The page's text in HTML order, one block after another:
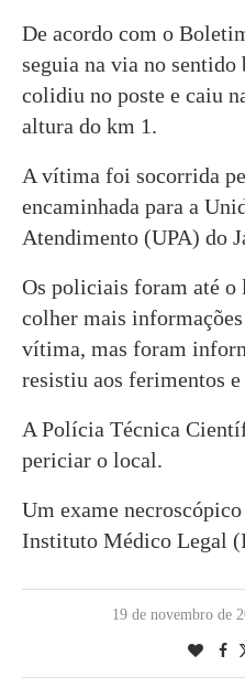
De acordo com o
seguia na via no
colidiu no poste e caiu
altura do km 1.
A vítima foi socorrida
encaminhada para a
Atendimento (UPA) do
Os policiais foram até
colher mais
vítima, mas foram
resistiu aos ferimentos
A Polícia Técnica
periciar o local.
Um exame
Instituto Médico Legal
19 de novembro de